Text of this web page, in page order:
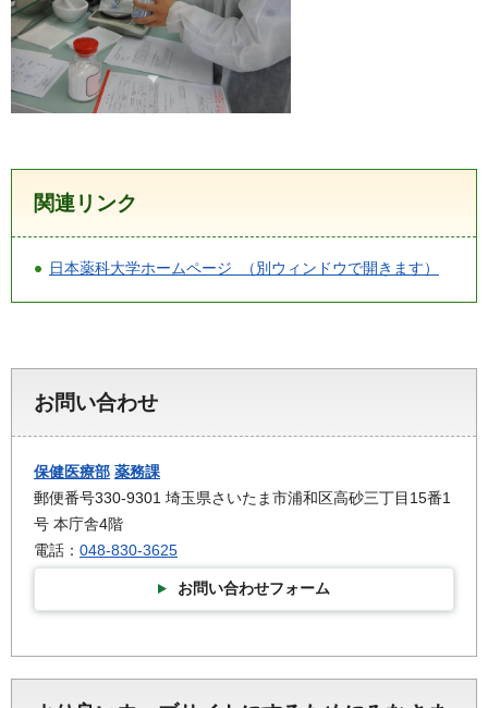
関連リンク
日本薬科大学ホームページ （別ウィンドウで開きます）
お問い合わせ
保健医療部 薬務課
郵便番号330-9301 埼玉県さいたま市浦和区高砂三丁目15番1
号 本庁舎4階
電話： 048-830-3625
お問い合わせフォーム